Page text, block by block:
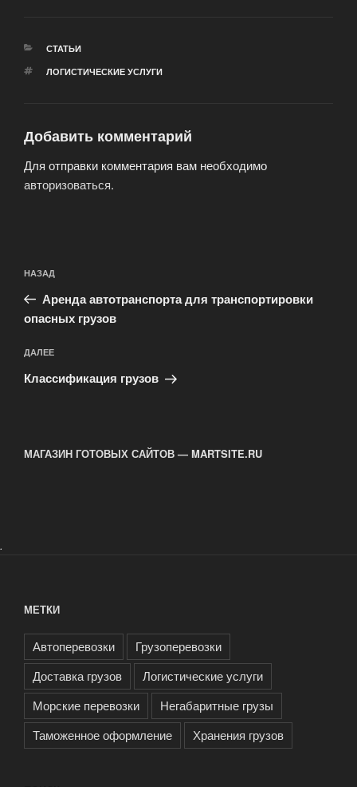
РУБРИКИ
СТАТЬИ
МЕТКИ
ЛОГИСТИЧЕСКИЕ УСЛУГИ
Добавить комментарий
Для отправки комментария вам необходимо
авторизоваться.
по
записям
Предыдущая
запись:
НАЗАД
Аренда автотранспорта для транспортировки
опасных грузов
Следующая
запись
ДАЛЕЕ
Классификация грузов
МАГАЗИН ГОТОВЫХ САЙТОВ — MARTSITE.RU
.
МЕТКИ
Автоперевозки
Грузоперевозки
Доставка грузов
Логистические услуги
Морские перевозки
Негабаритные грузы
Таможенное оформление
Хранения грузов